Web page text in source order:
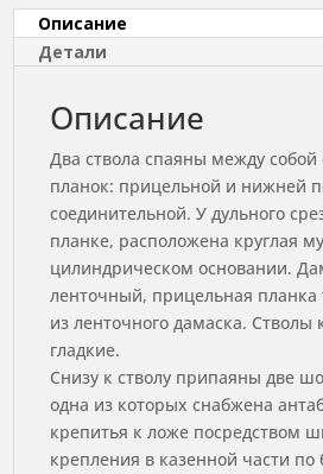
Описание
Детали
Описание
Два ствола спаяны между
планок: прицельной и нижней
соединительной. У дульного
планке, расположена круглая
цилиндрическом основании.
ленточный, прицельная планка
из ленточного дамаска. Стволы
гладкие.
Снизу к стволу припаяны две
одна из которых снабжена
крепитья к ложе посредством
крепления в казенной части по